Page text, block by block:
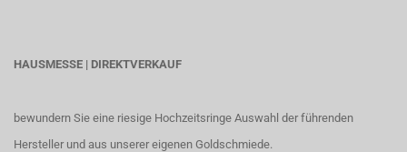
HAUSMESSE | DIREKTVERKAUF
bewundern Sie eine riesige Hochzeitsringe Auswahl der führenden
Hersteller und aus unserer eigenen Goldschmiede.